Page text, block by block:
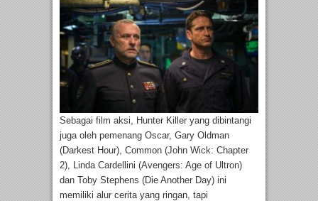
Sebagai film aksi, Hunter Killer yang dibintangi
juga oleh pemenang Oscar, Gary Oldman
(Darkest Hour), Common (John Wick: Chapter
2), Linda Cardellini (Avengers: Age of Ultron)
dan Toby Stephens (Die Another Day) ini
memiliki alur cerita yang ringan, tapi